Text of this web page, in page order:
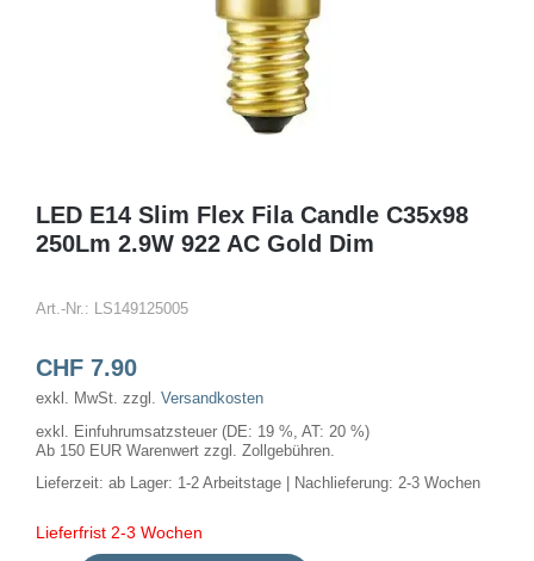
LED E14 Slim Flex Fila Candle C35x98
250Lm 2.9W 922 AC Gold Dim
Art.-Nr.: LS149125005
CHF7.90
exkl. MwSt. zzgl. Versandkosten
exkl. Einfuhrumsatzsteuer (DE: 19 %, AT: 20 %)
Ab 150 EUR Warenwert zzgl. Zollgebühren.
Lieferzeit: ab Lager: 1-2 Arbeitstage | Nachlieferung: 2-3 Wochen
Lieferfrist 2-3 Wochen